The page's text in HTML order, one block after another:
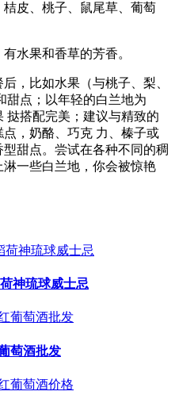
皮、桃子、鼠尾草、葡萄
水果和香草的芳香。
，比如水果（与桃子、梨、
甜点；以年轻的白兰地为
挞搭配完美；建议与精致的
，奶酪、巧克 力、榛子或
甜点。尝试在各种不同的稠
一些白兰地，你会被惊艳
神琉球威士忌
萄酒批发